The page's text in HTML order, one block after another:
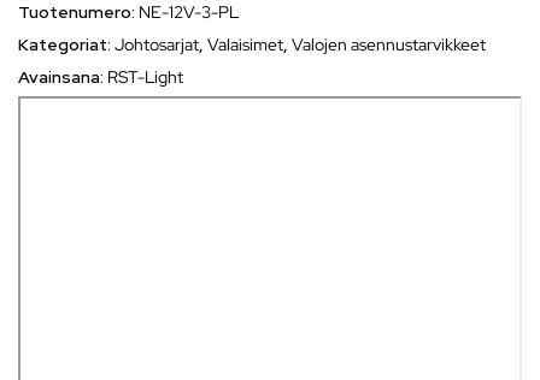
Tuotenumero: NE-12V-3-PL
Kategoriat: Johtosarjat, Valaisimet, Valojen asennustarvikkeet
Avainsana: RST-Light